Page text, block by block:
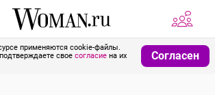
применяются cookie-файлы.
свое согласие на их
Согласен